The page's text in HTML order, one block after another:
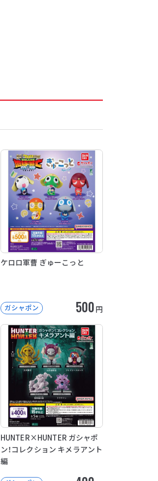
ケロロ軍曹 ぎゅーこっと
ガシャポン 500円
HUNTER×HUNTER ガシャポ
ン！コレクション キメラアント
編